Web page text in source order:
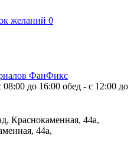
0
до 16:00 обед - с 12:00 до
Краснокаменная, 44а,
44а,